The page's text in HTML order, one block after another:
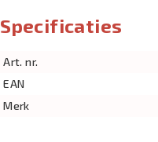
Specificaties
Art. nr.
EAN
Merk